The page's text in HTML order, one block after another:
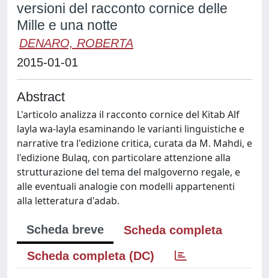
versioni del racconto cornice delle
Mille e una notte
DENARO, ROBERTA
2015-01-01
Abstract
L'articolo analizza il racconto cornice del Kitab Alf
layla wa-layla esaminando le varianti linguistiche e
narrative tra l'edizione critica, curata da M. Mahdi, e
l'edizione Bulaq, con particolare attenzione alla
strutturazione del tema del malgoverno regale, e
alle eventuali analogie con modelli appartenenti
alla letteratura d'adab.
Scheda breve
Scheda completa
Scheda completa (DC)